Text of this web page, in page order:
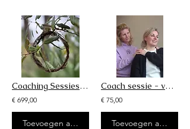
Coaching Sessies - Op weg naar Change programma
€ 699,00
Toevoegen aan winkelwagen
Coach sessie - voor mentale gezondheid & emotionele balans
€ 75,00
Toevoegen aan